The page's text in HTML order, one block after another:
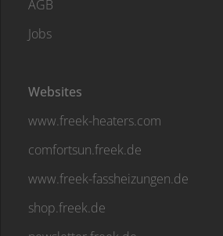
AGB
Jobs
Websites
www.freek-heaters.com
comfortsun.freek.de
www.freek-fassheizungen.de
shop.freek.de